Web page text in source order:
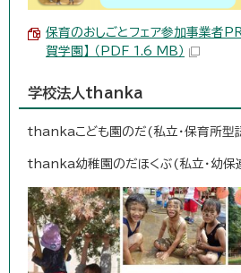
保育のおしごとフェア参加事業者
賀学園】 （PDF 1.6 MB）
学校法人thanka
thankaこども園のだ(私立・保育所型
thanka幼稚園のだほくぶ(私立・幼保